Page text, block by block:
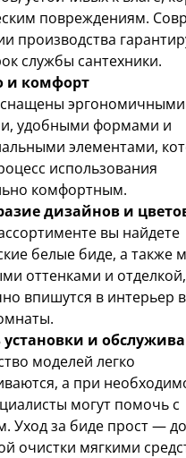
повреждениям.
производства
службы сантехники.
и комфорт
эргономичными
удобными формами и
элементами,
использования
комфортным.
дизайнов и
вы найдете
белые биде, а также
оттенками и
впишутся в интерьер
установки и
моделей легко
а при
могут помочь с
Уход за биде прост —
очистки мягкими